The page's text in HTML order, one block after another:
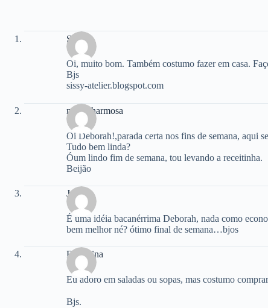
Syspil
Oi, muito bom. Também costumo fazer em casa.
Bjs
sissy-atelier.blogspot.com
nemacharmosa
Oi Deborah!,parada certa nos fins de semana, aqui
Tudo bem linda?
Óum lindo fim de semana, tou levando a receitinha.
Beijão
Josy
É uma idéia bacanérrima Deborah, nada como
bem melhor né? ótimo final de semana…bjos
Felismina
Eu adoro em saladas ou sopas, mas costumo
Bjs.